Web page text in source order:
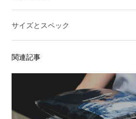
サイズとスペック
関連記事